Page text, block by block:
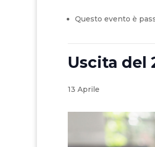
Questo evento è
Uscita del
13 Aprile